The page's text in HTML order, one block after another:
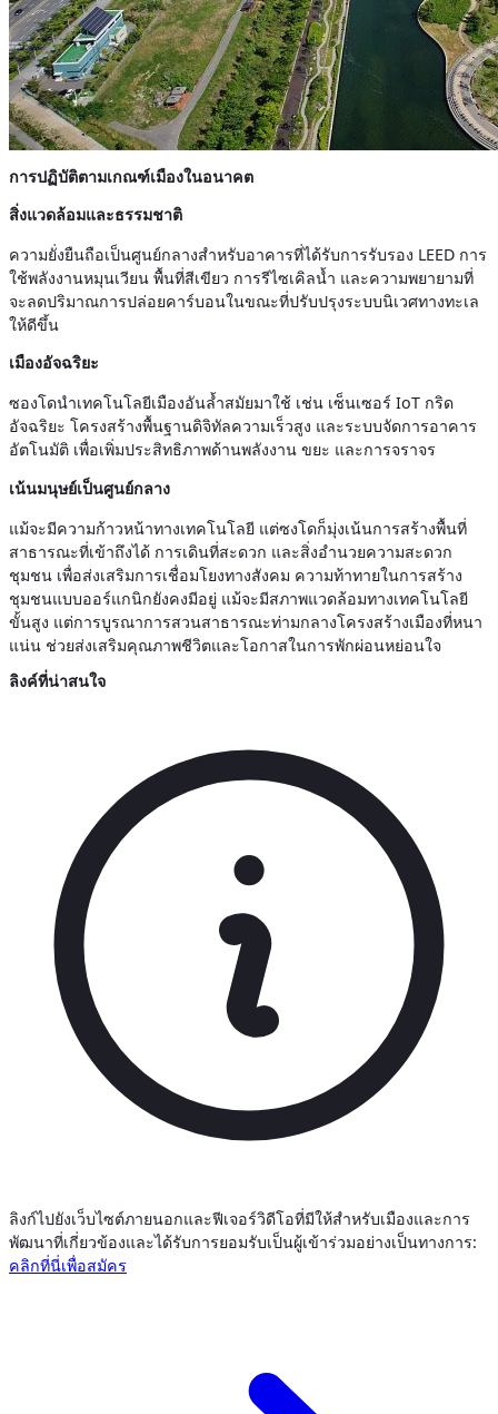
การปฏิบัติตามเกณฑ์เมืองในอนาคต
สิ่งแวดล้อมและธรรมชาติ
ความยั่งยืนถือเป็นศูนย์กลางสำหรับอาคารที่ได้รับการรับรอง LEED การ
ใช้พลังงานหมุนเวียน พื้นที่สีเขียว การรีไซเคิลน้ำ และความพยายามที่
จะลดปริมาณการปล่อยคาร์บอนในขณะที่ปรับปรุงระบบนิเวศทางทะเล
ให้ดีขึ้น
เมืองอัจฉริยะ
ซองโดนำเทคโนโลยีเมืองอันล้ำสมัยมาใช้ เช่น เซ็นเซอร์ IoT กริด
อัจฉริยะ โครงสร้างพื้นฐานดิจิทัลความเร็วสูง และระบบจัดการอาคาร
อัตโนมัติ เพื่อเพิ่มประสิทธิภาพด้านพลังงาน ขยะ และการจราจร
เน้นมนุษย์เป็นศูนย์กลาง
แม้จะมีความก้าวหน้าทางเทคโนโลยี แต่ซงโดก็มุ่งเน้นการสร้างพื้นที่
สาธารณะที่เข้าถึงได้ การเดินที่สะดวก และสิ่งอำนวยความสะดวก
ชุมชน เพื่อส่งเสริมการเชื่อมโยงทางสังคม ความท้าทายในการสร้าง
ชุมชนแบบออร์แกนิกยังคงมีอยู่ แม้จะมีสภาพแวดล้อมทางเทคโนโลยี
ขั้นสูง แต่การบูรณาการสวนสาธารณะท่ามกลางโครงสร้างเมืองที่หนา
แน่น ช่วยส่งเสริมคุณภาพชีวิตและโอกาสในการพักผ่อนหย่อนใจ
ลิงค์ที่น่าสนใจ
ลิงก์ไปยังเว็บไซต์ภายนอกและฟีเจอร์วิดีโอที่มีให้สำหรับเมืองและการ
พัฒนาที่เกี่ยวข้องและได้รับการยอมรับเป็นผู้เข้าร่วมอย่างเป็นทางการ:
คลิกที่นี่เพื่อสมัคร